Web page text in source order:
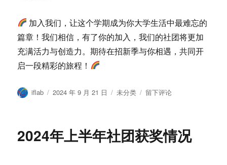
加入我们，让这个学期成为你大学生活中最难忘的
篇章！我们相信，有了你的加入，我们的社团将更加
充满活力与创造力。期待在招新季与你相遇，共同开
启一段精彩的旅程！
作
iflab
发
2024 年 9 月 21 日
分
未分类
于
留下评论
2024年上半年社团获奖情况